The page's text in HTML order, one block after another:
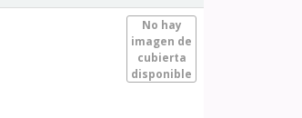
No hay
imagen de
cubierta
disponible